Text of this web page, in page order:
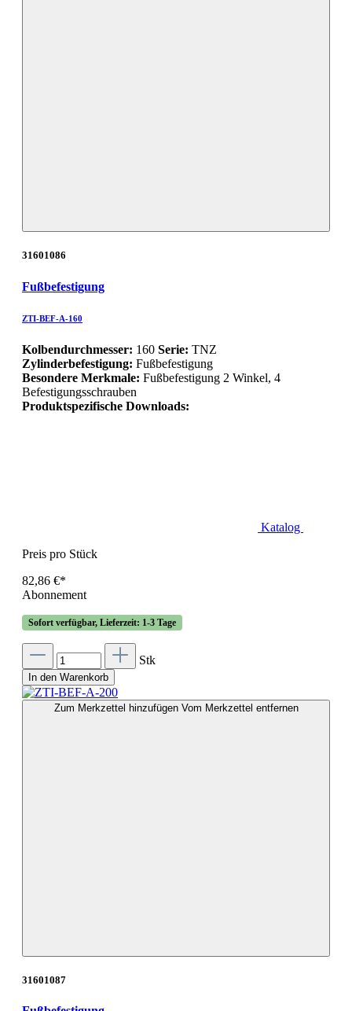
31601086
Fußbefestigung
ZTI-BEF-A-160
Kolbendurchmesser: 160 Serie: TNZ
Zylinderbefestigung: Fußbefestigung
Besondere Merkmale: Fußbefestigung 2 Winkel, 4
Befestigungsschrauben
Produktspezifische Downloads:
Katalog
Preis pro Stück
82,86 €*
Abonnement
Sofort verfügbar, Lieferzeit: 1-3 Tage
Stk
In den Warenkorb
Zum Merkzettel hinzufügen Vom Merkzettel entfernen
31601087